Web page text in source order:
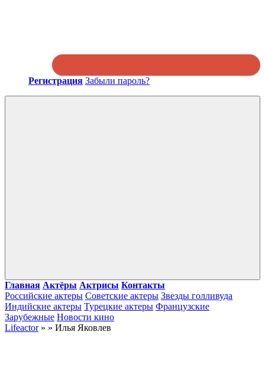
Регистрация Забыли пароль?
Главная Актёры Актрисы Контакты
Российские актеры Советские актеры Звезды голливуда
Индийские актеры Турецкие актеры Французские
Зарубежные Новости кино
Lifeactor» » Илья Яковлев